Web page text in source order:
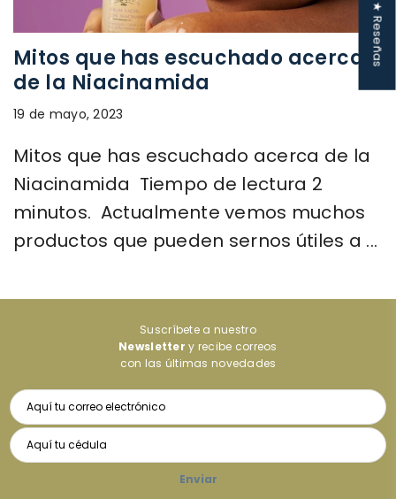
Mitos que has escuchado acerca
de la Niacinamida
19 de mayo, 2023
Mitos que has escuchado acerca de la
Niacinamida Tiempo de lectura 2
minutos. Actualmente vemos muchos
productos que pueden sernos útiles a ...
Suscríbete a nuestro
Newsletter y recibe correos
con las últimas novedades
Enviar
★ Reseñas